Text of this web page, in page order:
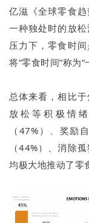
亿滋《全球零食
一种独处时的放
压力下，零食时
将“零食时间”称为“
总体来看，相比于
放松等积极情
（47%）、奖励
（44%）、消除
均极大地推动了零